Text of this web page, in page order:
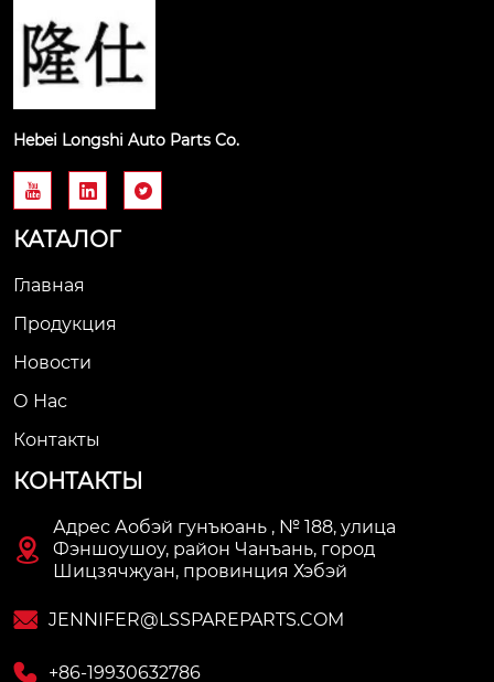
Hebei Longshi Auto Parts Co.
  
КАТАЛОГ
Главная
Продукция
Новости
О Нас
Контакты
КОНТАКТЫ

Адрес Аобэй гунъюань , № 188, улица
Фэншоушоу, район Чанъань, город
Шицзячжуан, провинция Хэбэй
 JENNIFER@LSSPAREPARTS.COM
 +86-19930632786